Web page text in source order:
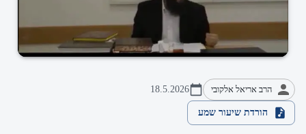
הרב אריאל אלקובי 18.5.2026
הורדת שיעור שמע